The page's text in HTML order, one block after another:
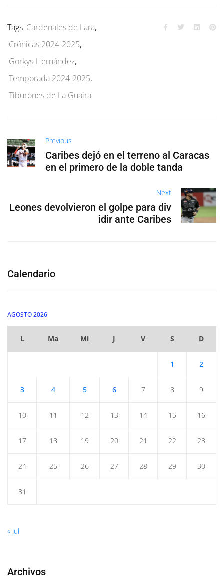
Tags Cardenales de Lara,
Crónicas 2024-2025,
Gorkys Hernández,
Temporada 2024-2025,
Tiburones de La Guaira
Previous
Caribes dejó en el terreno al Caracas
en el primero de la doble tanda
Next
Leones devolvieron el golpe para div
idir ante Caribes
Calendario
AGOSTO 2026
L Ma Mi J V S D
1 2
3 4 5 6 7 8 9
10 11 12 13 14 15 16
17 18 19 20 21 22 23
24 25 26 27 28 29 30
31
« Jul
Archivos